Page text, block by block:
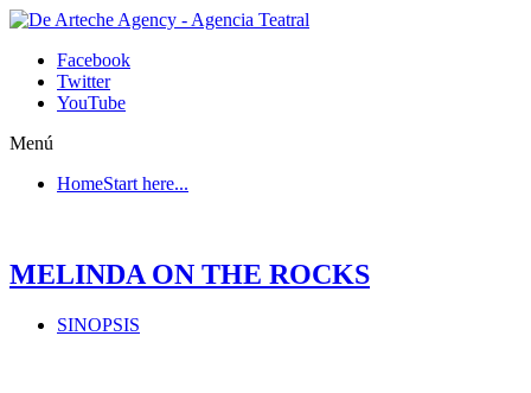
Facebook
Twitter
YouTube
Menú
HomeStart here...
MELINDA ON THE ROCKS
SINOPSIS